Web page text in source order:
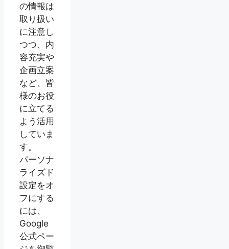
の情報は
取り扱い
に注意し
つつ、内
容充実や
企画立案
など、皆
様のお役
に立てる
よう活用
していま
す。
パーソナ
ライズド
設定をオ
フにする
には、
Google
公式ペー